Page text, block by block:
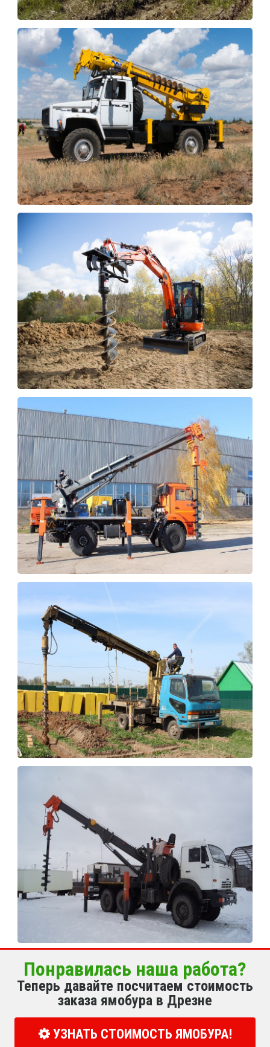
Понравилась наша работа?
Теперь давайте посчитаем стоимость
заказа ямобура в Дрезне
УЗНАТЬ СТОИМОСТЬ ЯМОБУРА!